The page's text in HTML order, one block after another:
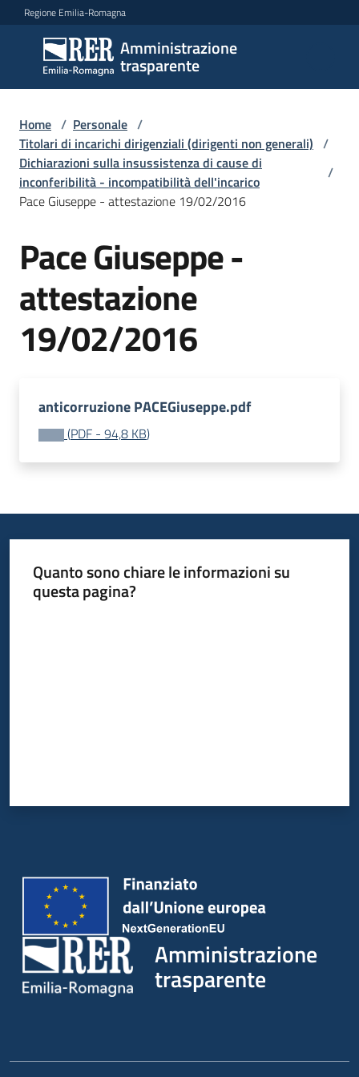
Vai al contenuto
Vai alla navigazione
Vai al footer
Regione Emilia-Romagna
Amministrazione
trasparente
Amministrazione
trasparente
Sottosezioni
Accesso
Home / Personale /
Titolari di incarichi dirigenziali (dirigenti non generali) /
Dichiarazioni sulla insussistenza di cause di
inconferibilità - incompatibilità dell'incarico
/
Pace Giuseppe - attestazione 19/02/2016
Pace Giuseppe -
attestazione
19/02/2016
anticorruzione PACEGiuseppe.pdf
(PDF - 94,8 KB)
Quanto sono chiare le informazioni su
questa pagina?
Amministrazione
trasparente